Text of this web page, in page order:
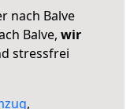
nach Balve
Balve, wir
stressfrei
,